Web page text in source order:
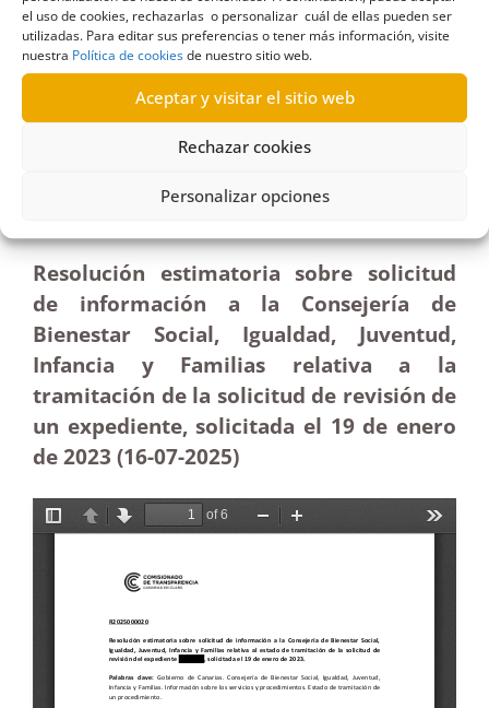
el uso de cookies, rechazarlas o personalizar cuál de ellas pueden ser
utilizadas. Para editar sus preferencias o tener más información, visite
nuestra Política de cookiesde nuestro sitio web.
Aceptar y visitar el sitio web
Rechazar cookies
Personalizar opciones
R20/2025
sobre el estado de tramitación de una revisión de
Resolución estimatoria sobre solicitud
de información a la Consejería de
Bienestar Social, Igualdad, Juventud,
Infancia y Familias relativa a la
tramitación de la solicitud de revisión de
un expediente, solicitada el 19 de enero
de 2023 (16-07-2025)